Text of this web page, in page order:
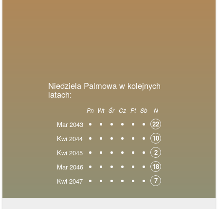
Niedziela Palmowa w kolejnych
latach:
Pn Wt Śr Cz Pt Sb N
Mar 2043
22
Kwi 2044
10
Kwi 2045
2
Mar 2046
18
Kwi 2047
7